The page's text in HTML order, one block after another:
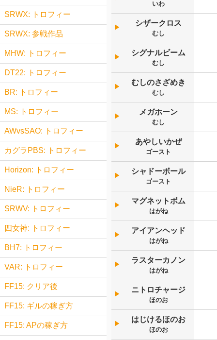
いわ
▶︎
シザークロス
むし
▶︎
シグナルビーム
むし
▶︎
むしのさざめき
むし
▶︎
メガホーン
むし
▶︎
あやしいかぜ
ゴースト
▶︎
シャドーボール
ゴースト
▶︎
マグネットボム
はがね
▶︎
アイアンヘッド
はがね
▶︎
ラスターカノン
はがね
▶︎
ニトロチャージ
ほのお
▶︎
はじけるほのお
ほのお
SRWX: トロフィー
SRWX: 参戦作品
MHW: トロフィー
DT22: トロフィー
BR: トロフィー
MS: トロフィー
AWvsSAO: トロフィー
カグラPBS: トロフィー
Horizon: トロフィー
NieR: トロフィー
SRWV: トロフィー
四女神: トロフィー
BH7: トロフィー
VAR: トロフィー
FF15: クリア後
FF15: ギルの稼ぎ方
FF15: APの稼ぎ方